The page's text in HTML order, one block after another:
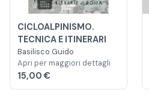
CICLOALPINISMO.
TECNICA E ITINERARI
Basilisco Guido
Apri per maggiori dettagli
15,00 €